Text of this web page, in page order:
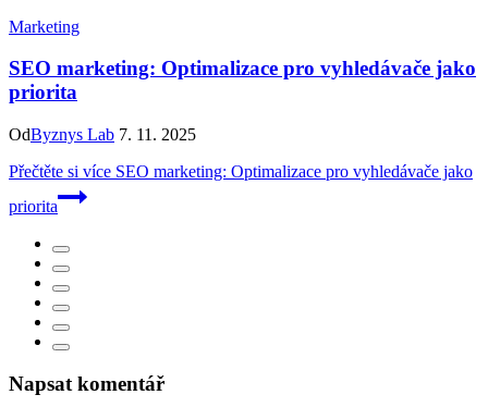
Marketing
SEO marketing: Optimalizace pro vyhledávače jako
priorita
OdByznys Lab 7. 11. 2025
Přečtěte si více SEO marketing: Optimalizace pro vyhledávače jako
priorita
Napsat komentář